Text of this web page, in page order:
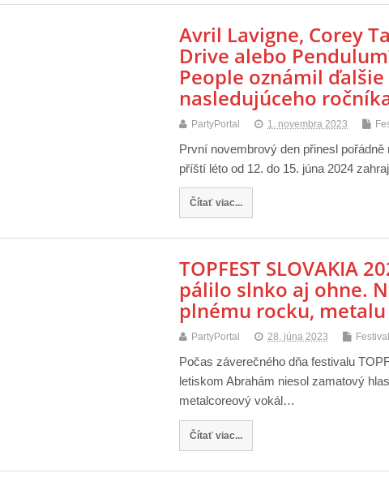
Avril Lavigne, Corey
Drive alebo
People oznámil
nasledujúceho
PartyPortal 1. novembra 2023
První novembrový den přinesl
příští léto od 12. do 15. júna 2024
Čítať viac...
TOPFEST SLOVAKIA
pálilo slnko aj ohne.
plnému rocku,
PartyPortal 28. júna 2023
Počas záverečného dňa festivalu
letiskom Abrahám niesol zamatový
metalcoreový vokál…
Čítať viac...